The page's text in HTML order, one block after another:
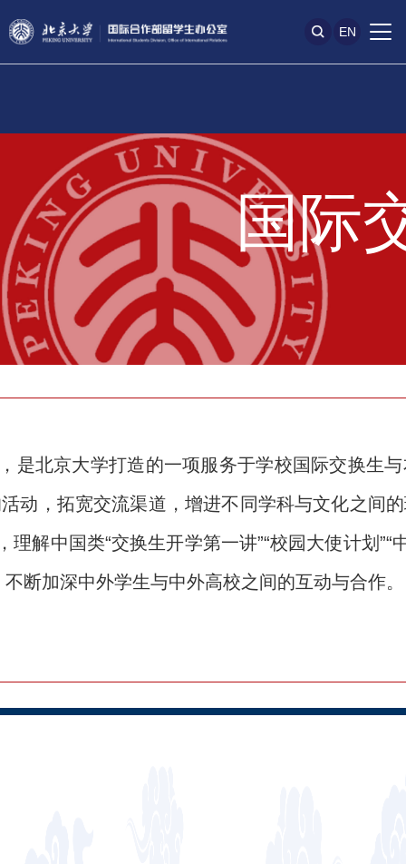
EN
国际
是北京大学打造的一项服务于学校国际交换生
动，拓宽交流渠道，增进不同学科与文化之间
解中国类“交换生开学第一讲”“校园大使计划”“
断加深中外学生与中外高校之间的互动与合作。